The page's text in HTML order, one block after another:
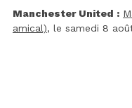
Manchester United :
amical), le samedi 8